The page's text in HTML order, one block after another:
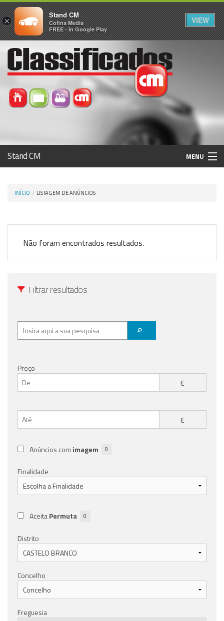
Stand CM MENU
Registo / Login
Anunciar Agora
INÍCIO LISTAGEM DE ANÚNCIOS
Não foram encontrados resultados.
Filtrar resultados
Preço
€
€
Anúncios com imagem 0
Finalidade
AceitaPermuta 0
Distrito
Concelho
Freguesia
×
Stand CM
Cofina Media
FREE - In Google Play
VIEW